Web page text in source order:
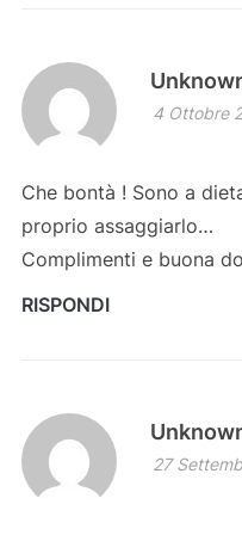
4 Ottobre
Che bontà ! Sono a
proprio assaggiarlo…
Complimenti e buona
RISPONDI
27